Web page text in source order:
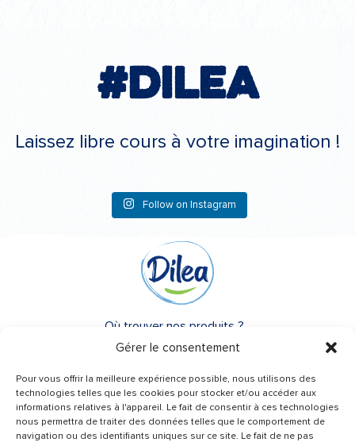
Gérer le consentement
Pour vous offrir la meilleure expérience possible, nous utilisons des
technologies telles que les cookies pour stocker et/ou accéder aux
informations relatives à l'appareil. Le fait de consentir à ces technologies
nous permettra de traiter des données telles que le comportement de
navigation ou des identifiants uniques sur ce site. Le fait de ne pas
#Dilea
Laissez libre cours à votre imagination !
Follow on Instagram
Besoin d’un conseil ?
Où trouver nos produits ?
FAQ